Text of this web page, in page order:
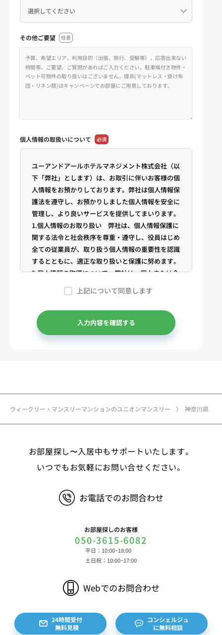
ウィークリー・マンスリーマンションのユニオンマンスリー 神奈川県
その他ご要望 任意
個人情報の取扱いについて 必須
ユーアンドアールホテルマネジメント株式会社（以
下「弊社」とします）は、お取引に伴いお客様の個
人情報をお預かりしております。弊社は個人情報保
護法を遵守し、お預かりしました個人情報を安全に
管理し、より良いサービスを提供してまいります。
1.個人情報のお取り扱い 弊社は、個人情報保護に
関する法令と社会秩序を尊重・遵守し、役員はじめ
全ての従業員が、取り扱う個人情報の重要性を認識
するとともに、適正な取り扱いと保護に努めます。
2.個人情報の取得について 弊社は、個人または企
業からの電話・メール等のお問合せや公開情報（登
記簿謄本、電話帳、インターネット掲載情報等）な
どから適法かつ公正な手段により個人情報を取得い
たします。
3.弊社が保有する個人情報 （1）マンスリー物件
メールアドレス、アカウントのIDおよびパスワー
等 ③決済に関する情報 クレジットカードに関す
ービスのご利用に際して取得する情報 端末識別
子、広告識別子、IPアドレス、クッキーデータおよ
閲覧時刻、リファラー情報ならびにクッキーIDや広
対するお問い合わせ・ご連絡等に関する情報等 ま
た、お客様の個人情報は、弊社のデータベースシス
テムに登録されます。登録されるお客様の個人情報
積書等をもとに登録されます。 （2）弊社と賃貸
借契約を締結している不動産所有者様および所有者
約等のお問合せをいただいた個人または企業、イン
ターネット上の不動産オーナーサイト等からの査定
上記について同意します
入力内容を確認する
お部屋探し〜入居中もサポートいたします。
いつでもお気軽にお問い合せください。
お電話でのお問合わせ
お部屋探しのお客様
050-3615-6082
平日：10:00~18:00
土日祝：10:00~17:00
Webでのお問合わせ
24時間受付
無料見積
コンシェルジュ
に無料相談